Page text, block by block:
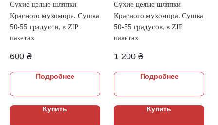
Сухие целые шляпки
Красного мухомора. Сушка
50-55 градусов, в ZIP
пакетах
600 ₴
Подробнее
Купить
Сухие целые шляпки
Красного мухомора. Сушка
50-55 градусов, в ZIP
пакетах
1 200 ₴
Подробнее
Купить